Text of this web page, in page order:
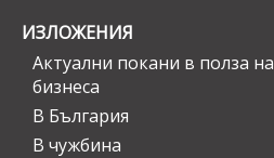
ИЗЛОЖЕНИЯ
Актуални покани в полза на
бизнеса
В България
В чужбина